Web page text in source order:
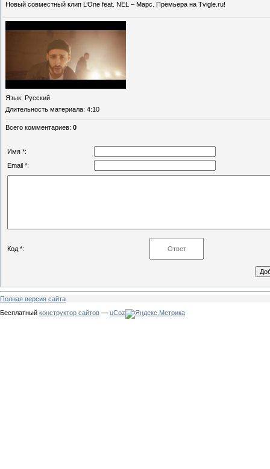
Новый совместный клип L’One feat. NEL – Марс. Премьера на Tvigle.ru!
Язык: Русский
Длительность материала: 4:10
Всего комментариев: 0
Имя *:
Email *:
Код *:
Полная версия сайта
Бесплатный конструктор сайтов — uCoz